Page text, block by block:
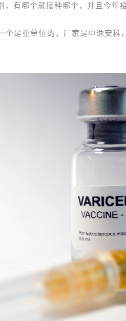
，有哪个就接种哪个，并且今年
个是亚单位的，厂家是中逸安